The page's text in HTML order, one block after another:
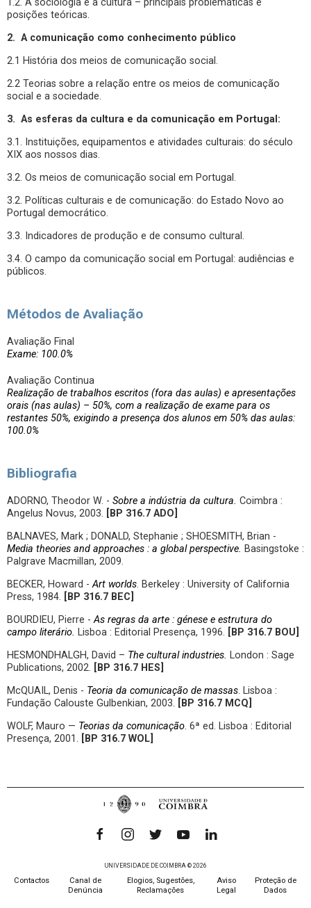
1.2. A sociologia e a cultura – principais problemáticas e
posições teóricas.
2. A comunicação como conhecimento público
2.1 História dos meios de comunicação social.
2.2 Teorias sobre a relação entre os meios de comunicação
social e a sociedade.
3. As esferas da cultura e da comunicação em Portugal:
3.1. Instituições, equipamentos e atividades culturais: do século
XIX aos nossos dias.
3.2. Os meios de comunicação social em Portugal.
3.2. Políticas culturais e de comunicação: do Estado Novo ao
Portugal democrático.
3.3. Indicadores de produção e de consumo cultural.
3.4. O campo da comunicação social em Portugal: audiências e
públicos.
Métodos de Avaliação
Avaliação Final
Exame: 100.0%
Avaliação Continua
Realização de trabalhos escritos (fora das aulas) e apresentações
orais (nas aulas) – 50%, com a realização de exame para os
restantes 50%, exigindo a presença dos alunos em 50% das aulas:
100.0%
Bibliografia
ADORNO, Theodor W. - Sobre a indústria da cultura. Coimbra :
Angelus Novus, 2003.
[BP 316.7 ADO]
BALNAVES, Mark ; DONALD, Stephanie ; SHOESMITH, Brian -
Media theories and approaches : a global perspective. Basingstoke :
Palgrave Macmillan, 2009.
BECKER, Howard -Art worlds. Berkeley : University of California
Press, 1984.
[BP 316.7 BEC]
BOURDIEU, Pierre -As regras da arte : génese e estrutura do
campo literário. Lisboa : Editorial Presença, 1996.
[BP 316.7 BOU]
HESMONDHALGH, David – The cultural industries. London : Sage
Publications, 2002.
[BP 316.7 HES]
McQUAIL, Denis - Teoria da comunicação de massas. Lisboa :
Fundação Calouste Gulbenkian, 2003.
[BP 316.7 MCQ]
WOLF, Mauro — Teorias da comunicação. 6ª ed. Lisboa : Editorial
Presença, 2001.
[BP 316.7 WOL]
UNIVERSIDADE DE COIMBRA © 2026
Contactos
Canal de
Denúncia
Elogios, Sugestões,
Reclamações
Aviso
Legal
Proteção de
Dados